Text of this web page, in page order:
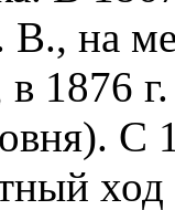
на
в 1876
С